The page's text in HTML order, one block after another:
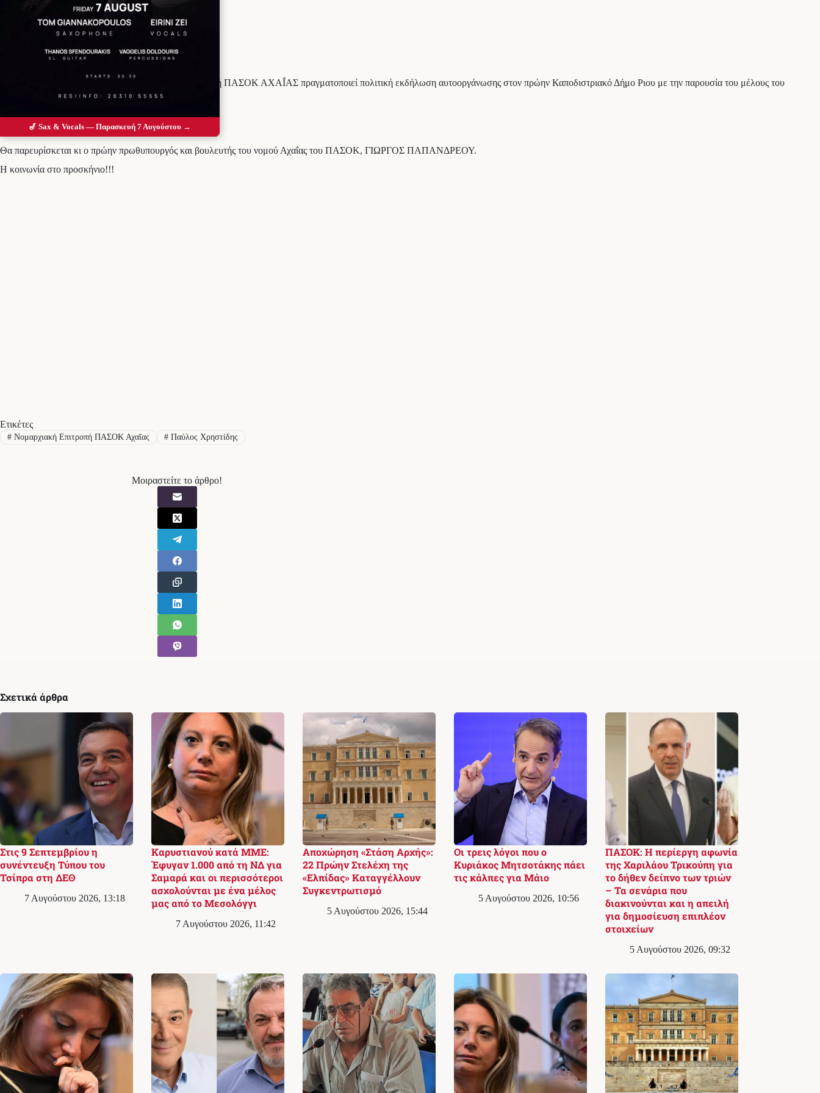
προτιμώμενη πηγή στο Google
Αυτή την Πέμπτη 1 Σεπτεμβρίου η νομαρχιακή επιτροπή ΠΑΣΟΚ ΑΧΑΪ́ΑΣ πραγματοποιεί πολιτική εκδήλωση αυτοοργάνωσης στον πρώην Καποδιστριακό Δήμο Ριου με την παρουσία του μέλους του
πολιτικού συμβουλίου ΠΑΥΛΟΥ ΧΡΗΣΤΙΔΗ.
ΩΡΑ: 21:00
Θα παρευρίσκεται κι ο πρώην πρωθυπουργός και βουλευτής του νομού Αχαΐας του ΠΑΣΟΚ, ΓΙΩΡΓΟΣ ΠΑΠΑΝΔΡΕΟΥ.
Η κοινωνία στο προσκήνιο!!!
Ετικέτες
#Νομαρχιακή Επιτροπή ΠΑΣΟΚ Αχαΐας #Παύλος Χρηστίδης
Μοιραστείτε το άρθρο!
Σχετικά άρθρα
Στις 9 Σεπτεμβρίου η
συνέντευξη Τύπου του
Τσίπρα στη ΔΕΘ
7 Αυγούστου 2026, 13:18
Καρυστιανού κατά ΜΜΕ:
Έφυγαν 1.000 από τη ΝΔ για
Σαμαρά και οι περισσότεροι
ασχολούνται με ένα μέλος
μας από το Μεσολόγγι
7 Αυγούστου 2026, 11:42
Αποχώρηση «Στάση Αρχής»:
22 Πρώην Στελέχη της
«Ελπίδας» Καταγγέλλουν
Συγκεντρωτισμό
5 Αυγούστου 2026, 15:44
Οι τρεις λόγοι που ο
Κυριάκος Μητσοτάκης πάει
τις κάλπες για Μάιο
5 Αυγούστου 2026, 10:56
ΠΑΣΟΚ: Η περίεργη αφωνία
της Χαριλάου Τρικούπη για
το δήθεν δείπνο των τριών
– Τα σενάρια που
διακινούνται και η απειλή
για δημοσίευση επιπλέον
στοιχείων
5 Αυγούστου 2026, 09:32
🎷 Sax & Vocals — Παρασκευή 7 Αυγούστου →